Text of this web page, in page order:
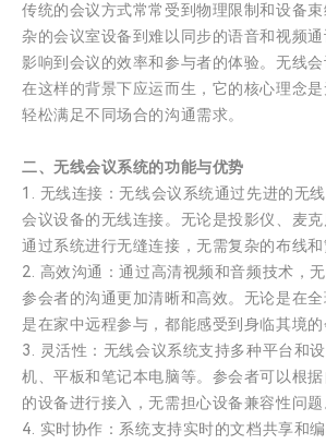
传统的会议方式常常受到物理限制和设备
杂的会议室设备到难以同步的语音和视频
影响到会议的效率和参与者的体验。无线
在这样的背景下应运而生，它的核心理念
轻松满足不同场合的沟通需求。
二、无线会议系统的功能与优势
1. 无线连接：无线会议系统通过先进的无
会议设备的无线连接。无论是投影仪、麦
通过系统进行无缝连接，无需复杂的布线和
2. 高效沟通：通过高清视频和音频技术，
参会者的沟通更加清晰和高效。无论是在
是在家中远程参与，都能感受到身临其境的
3. 灵活性：无线会议系统支持多种平台和
机、平板和笔记本电脑等。参会者可以根
的设备进行接入，无需担心设备兼容性问题
4. 实时协作：系统支持实时的文档共享和